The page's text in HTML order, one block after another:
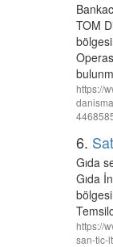
TOM
https://
6.
Gıda
Gıda
https://
san-tic-